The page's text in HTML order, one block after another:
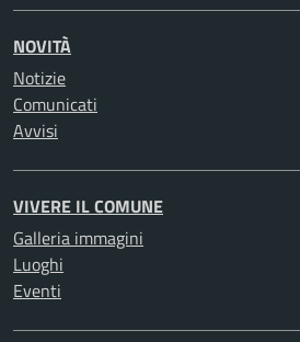
NOVITÀ
Notizie
Comunicati
Avvisi
VIVERE IL COMUNE
Galleria immagini
Luoghi
Eventi